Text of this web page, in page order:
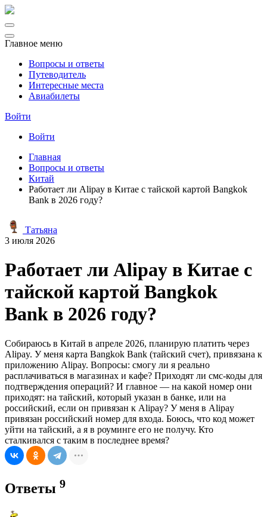
Главное меню
Вопросы и ответы
Путеводитель
Интересные места
Авиабилеты
Войти
Войти
Главная
Вопросы и ответы
Китай
Работает ли Alipay в Китае с тайской картой Bangkok
Bank в 2026 году?
Татьяна
3 июля 2026
Работает ли Alipay в Китае с
тайской картой Bangkok
Bank в 2026 году?
Собираюсь в Китай в апреле 2026, планирую платить через
Alipay. У меня карта Bangkok Bank (тайский счет), привязана к
приложению Alipay. Вопросы: смогу ли я реально
расплачиваться в магазинах и кафе? Приходят ли смс-коды для
подтверждения операций? И главное — на какой номер они
приходят: на тайский, который указан в банке, или на
российский, если он привязан к Alipay? У меня в Alipay
привязан российский номер для входа. Боюсь, что код может
уйти на тайский, а я в роуминге его не получу. Кто
сталкивался с таким в последнее время?
Ответы 9